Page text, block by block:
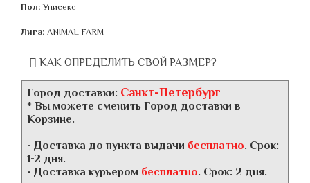
Пол: Унисекс
Лига: ANIMAL FARM
КАК ОПРЕДЕЛИТЬ СВОЙ РАЗМЕР?
Город доставки: Санкт-Петербург
* Вы можете сменить Город доставки в
Корзине.
- Доставка до пункта выдачи бесплатно. Срок:
1-2 дня.
- Доставка курьером бесплатно. Срок: 2 дня.